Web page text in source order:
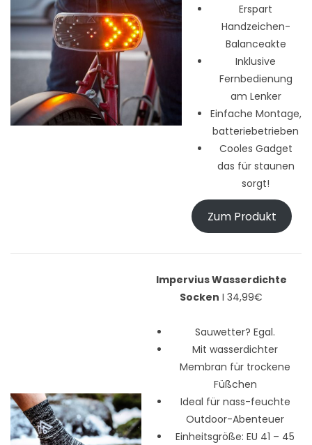
Erspart
Handzeichen-
Balanceakte
Inklusive
Fernbedienung
am Lenker
Einfache Montage,
batteriebetrieben
Cooles Gadget
das für staunen
sorgt!
Zum Produkt
Impervius Wasserdichte
Socken I 34,99€
Sauwetter? Egal.
Mit wasserdichter
Membran für trockene
Füßchen
Ideal für nass-feuchte
Outdoor-Abenteuer
Einheitsgröße: EU 41 – 45